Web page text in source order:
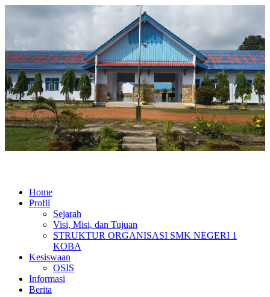
Home
Profil
Sejarah
Visi, Misi, dan Tujuan
STRUKTUR ORGANISASI SMK NEGERI 1
KOBA
Kesiswaan
OSIS
Informasi
Berita